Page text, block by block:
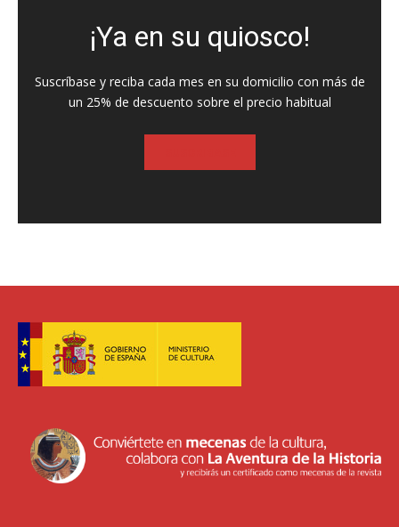
¡Ya en su quiosco!
Suscríbase y reciba cada mes en su domicilio con más de
un 25% de descuento sobre el precio habitual